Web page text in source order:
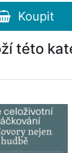
Koupit
této